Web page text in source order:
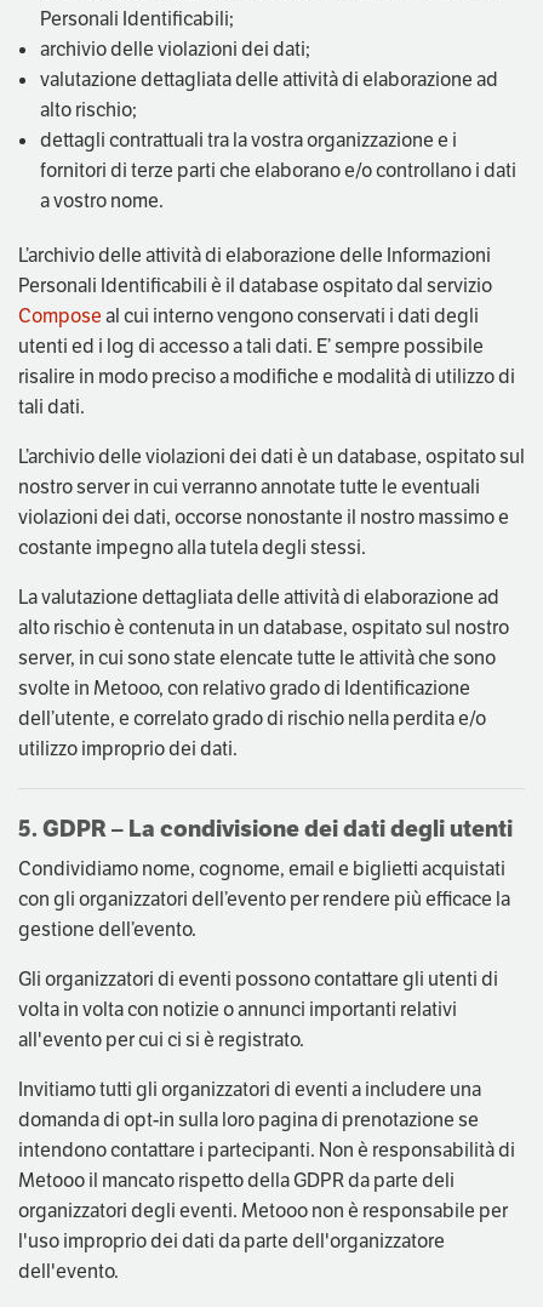
Personali Identificabili;
archivio delle violazioni dei dati;
valutazione dettagliata delle attività di elaborazione ad
alto rischio;
dettagli contrattuali tra la vostra organizzazione e i
fornitori di terze parti che elaborano e/o controllano i dati
a vostro nome.
L’archivio delle attività di elaborazione delle Informazioni
Personali Identificabili è il database ospitato dal servizio
Composeal cui interno vengono conservati i dati degli
utenti ed i log di accesso a tali dati. E’ sempre possibile
risalire in modo preciso a modifiche e modalità di utilizzo di
tali dati.
L’archivio delle violazioni dei dati è un database, ospitato sul
nostro server in cui verranno annotate tutte le eventuali
violazioni dei dati, occorse nonostante il nostro massimo e
costante impegno alla tutela degli stessi.
La valutazione dettagliata delle attività di elaborazione ad
alto rischio è contenuta in un database, ospitato sul nostro
server, in cui sono state elencate tutte le attività che sono
svolte in Metooo, con relativo grado di Identificazione
dell’utente, e correlato grado di rischio nella perdita e/o
utilizzo improprio dei dati.
5. GDPR – La condivisione dei dati degli utenti
Condividiamo nome, cognome, email e biglietti acquistati
con gli organizzatori dell’evento per rendere più efficace la
gestione dell’evento.
Gli organizzatori di eventi possono contattare gli utenti di
volta in volta con notizie o annunci importanti relativi
all'evento per cui ci si è registrato.
Invitiamo tutti gli organizzatori di eventi a includere una
domanda di opt-in sulla loro pagina di prenotazione se
intendono contattare i partecipanti. Non è responsabilità di
Metooo il mancato rispetto della GDPR da parte deli
organizzatori degli eventi. Metooo non è responsabile per
l'uso improprio dei dati da parte dell'organizzatore
dell'evento.